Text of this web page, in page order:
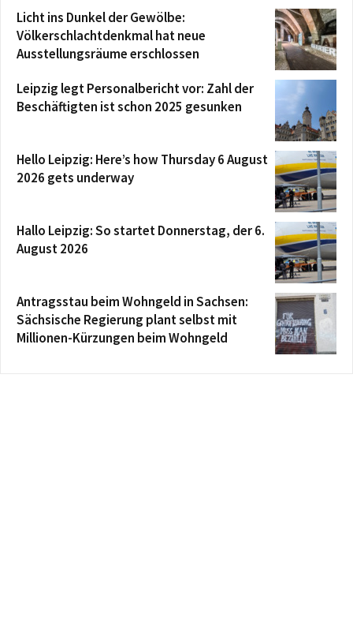
Licht ins Dunkel der Gewölbe:
Völkerschlachtdenkmal hat neue
Ausstellungsräume erschlossen
Leipzig legt Personalbericht vor: Zahl der
Beschäftigten ist schon 2025 gesunken
Hello Leipzig: Here’s how Thursday 6 August
2026 gets underway
Hallo Leipzig: So startet Donnerstag, der 6.
August 2026
Antragsstau beim Wohngeld in Sachsen:
Sächsische Regierung plant selbst mit
Millionen-Kürzungen beim Wohngeld